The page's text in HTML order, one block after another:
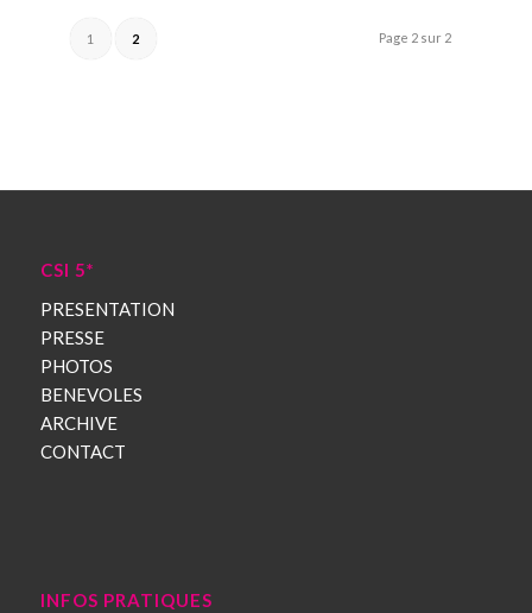
Page 2 sur 2
1 2
CSI 5*
PRESENTATION
PRESSE
PHOTOS
BENEVOLES
ARCHIVE
CONTACT
INFOS PRATIQUES